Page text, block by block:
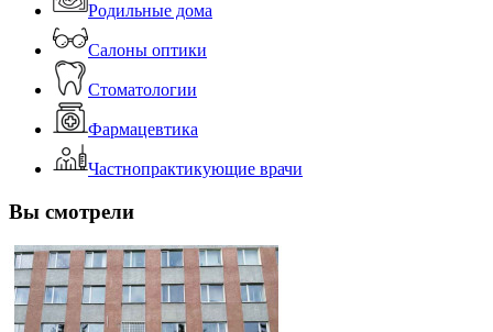
Родильные дома
Салоны оптики
Стоматологии
Фармацевтика
Частнопрактикующие врачи
Вы смотрели